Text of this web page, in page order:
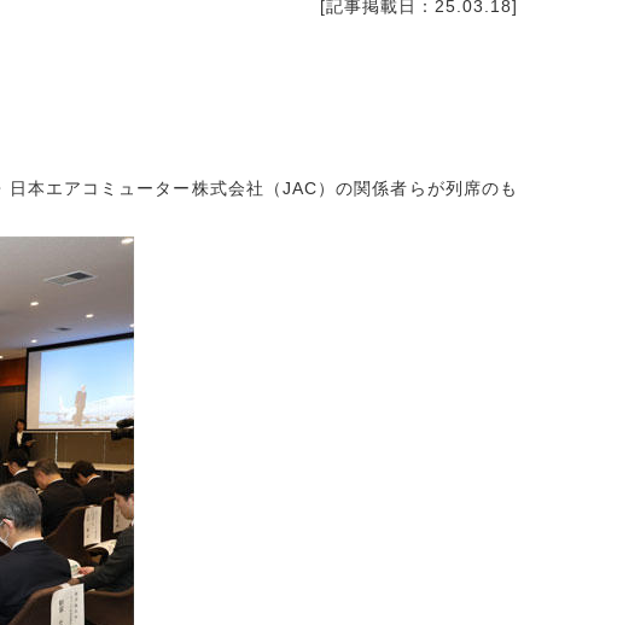
[記事掲載日：25.03.18]
本エアコミューター株式会社（JAC）の関係者らが列席のも